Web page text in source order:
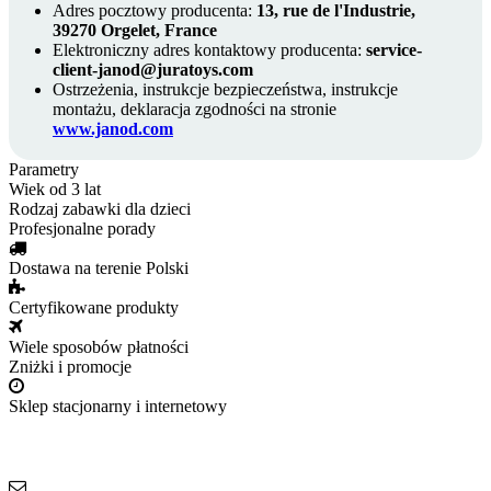
Adres pocztowy producenta: 13, rue de l'Industrie,
39270 Orgelet, France
Elektroniczny adres kontaktowy producenta: service-
client-janod@juratoys.com
Ostrzeżenia, instrukcje bezpieczeństwa, instrukcje
montażu, deklaracja zgodności na stronie
www.janod.com
Parametry
Wiek od 3 lat
Rodzaj zabawki dla dzieci
Profesjonalne porady
Dostawa na terenie Polski
Certyfikowane produkty
Wiele sposobów płatności
Zniżki i promocje
Sklep stacjonarny i internetowy